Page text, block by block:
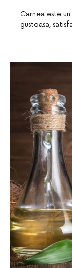
Carnea este
gustoasa,